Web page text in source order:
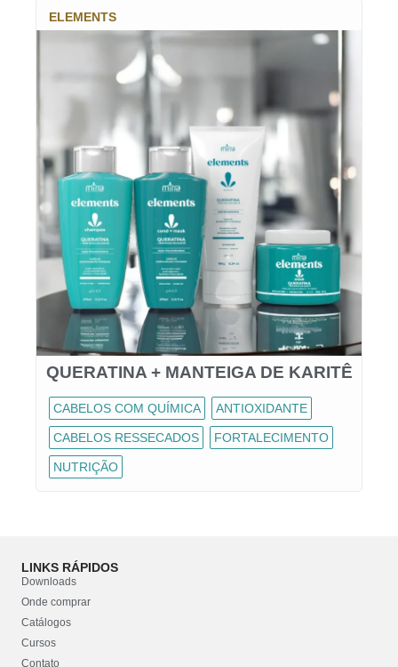
ELEMENTS
QUERATINA + MANTEIGA DE KARITÊ
CABELOS COM QUÍMICA ANTIOXIDANTE
CABELOS RESSECADOS FORTALECIMENTO
NUTRIÇÃO
LINKS RÁPIDOS
Downloads
Onde comprar
Catálogos
Cursos
Contato